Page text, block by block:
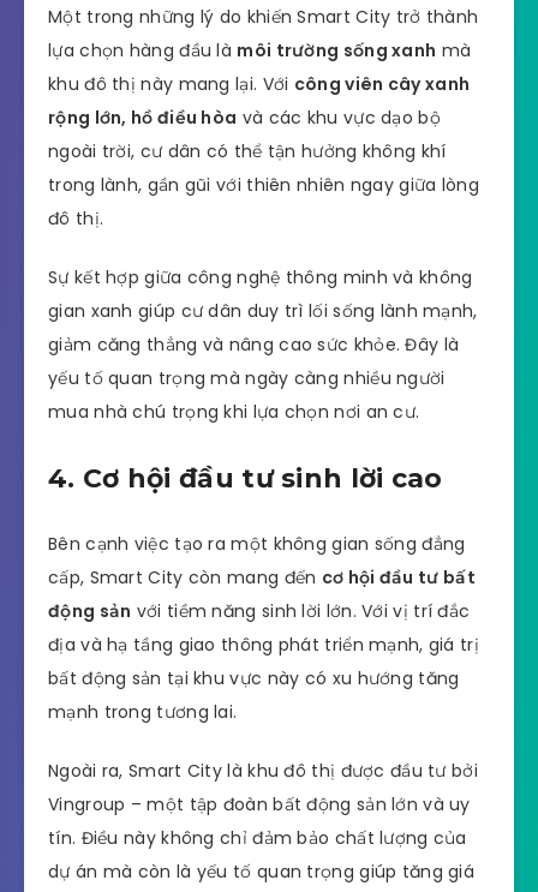
Một trong những lý do khiến Smart City trở thành
lựa chọn hàng đầu là môi trường sống xanh mà
khu đô thị này mang lại. Với công viên cây xanh
rộng lớn, hồ điều hòa và các khu vực dạo bộ
ngoài trời, cư dân có thể tận hưởng không khí
trong lành, gần gũi với thiên nhiên ngay giữa lòng
đô thị.
Sự kết hợp giữa công nghệ thông minh và không
gian xanh giúp cư dân duy trì lối sống lành mạnh,
giảm căng thẳng và nâng cao sức khỏe. Đây là
yếu tố quan trọng mà ngày càng nhiều người
mua nhà chú trọng khi lựa chọn nơi an cư.
4. Cơ hội đầu tư sinh lời cao
Bên cạnh việc tạo ra một không gian sống đẳng
cấp, Smart City còn mang đến cơ hội đầu tư bất
động sản với tiềm năng sinh lời lớn. Với vị trí đắc
địa và hạ tầng giao thông phát triển mạnh, giá trị
bất động sản tại khu vực này có xu hướng tăng
mạnh trong tương lai.
Ngoài ra, Smart City là khu đô thị được đầu tư bởi
Vingroup – một tập đoàn bất động sản lớn và uy
tín. Điều này không chỉ đảm bảo chất lượng của
dự án mà còn là yếu tố quan trọng giúp tăng giá